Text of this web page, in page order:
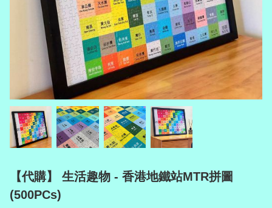
【代購】 生活趣物 - 香港地鐵站MTR拼圖
(500PCs)